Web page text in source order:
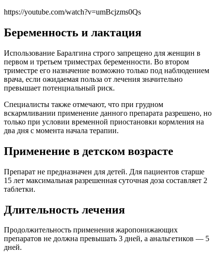
https://youtube.com/watch?v=umBcjzms0Qs
Беременность и лактация
Использование Баралгина строго запрещено для женщин в
первом и третьем триместрах беременности. Во втором
триместре его назначение возможно только под наблюдением
врача, если ожидаемая польза от лечения значительно
превышает потенциальный риск.
Специалисты также отмечают, что при грудном
вскармливании применение данного препарата разрешено, но
только при условии временной приостановки кормления на
два дня с момента начала терапии.
Применение в детском возрасте
Препарат не предназначен для детей. Для пациентов старше
15 лет максимальная разрешенная суточная доза составляет 2
таблетки.
Длительность лечения
Продолжительность применения жаропонижающих
препаратов не должна превышать 3 дней, а анальгетиков — 5
дней.